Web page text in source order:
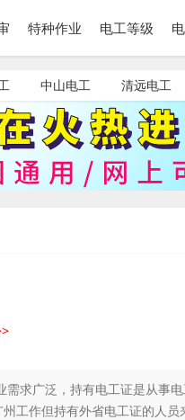
特种作业 电工等级
中山电工 清远电工
需求广泛，持有电工证是从事
工作但持有外省电工证的人员